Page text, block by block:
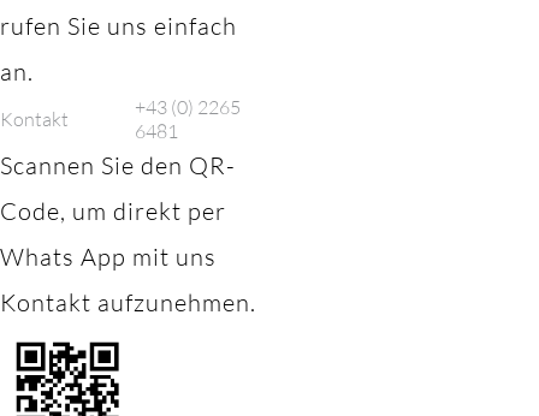
rufen Sie uns einfach
an.
Kontakt
+43 (0) 2265
6481
Scannen Sie den QR-
Code, um direkt per
Whats App mit uns
Kontakt aufzunehmen.